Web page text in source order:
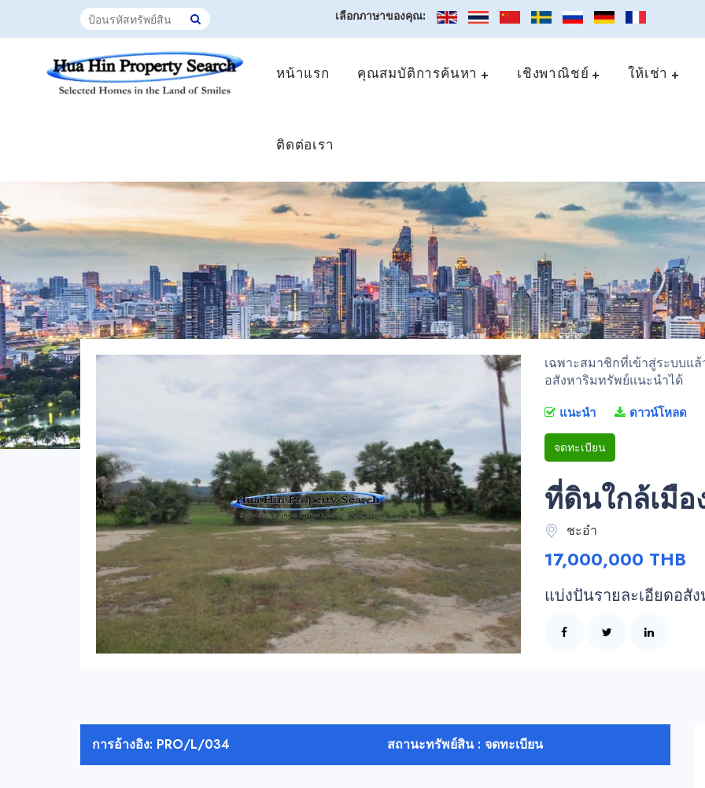
เลือกภาษาของคุณ:
หน้าแรก คุณสมบัติการค้นหา เชิงพาณิชย์ ให้เช่า
ติดต่อเรา
เฉพาะสมาชิกที่เข้าสู่ระบบแ
อสังหาริมทรัพย์แนะนำได้
แนะนำ ดาวน์โหลด
จดทะเบียน
ที่ดินใกล้เมือ
ชะอำ
17,000,000 THB
แบ่งปันรายละเอียดอสั
การอ้างอิง: PRO/L/034 สถานะทรัพย์สิน : จดทะเบียน